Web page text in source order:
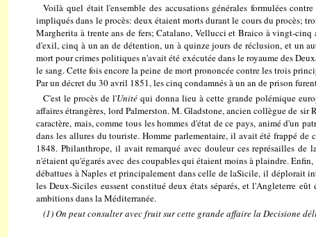
Voilà quel était l'ensemble des accusations générales formulées
impliqués dans le procès: deux étaient morts durant le cours du procès;
Margherita à trente ans de fers; Catalano, Vellucci et Braico à vingt-
d'exil, cinq à un an de détention, un à quinze jours de réclusion, et un
mort pour crimes politiques n'avait été exécutée dans le royaume des
le sang. Cette fois encore la peine de mort prononcée contre les trois
Par un décret du 30 avril 1851, les cinq condamnés à un an de prison
C'est le procès de l'Unitéqui donna lieu à cette grande polémique
affaires étrangères, lord Palmerston. M. Gladstone, ancien collègue de
caractère, mais, comme tous les hommes d'état de ce pays, animé d'un
dans les allures du touriste. Homme parlementaire, il avait été frappé
1848. Philanthrope, il avait remarqué avec douleur ces représailles de
n'étaient qu'égarés avec des coupables qui étaient moins à plaindre.
débattues à Naples et principalement dans celle de laSicile, il déplorait
les Deux-Siciles eussent constitué deux états séparés, et l'Angleterre
ambitions dans la Méditerranée.
(1) On peut consulter avec fruit sur cette grande affaire la Decisione